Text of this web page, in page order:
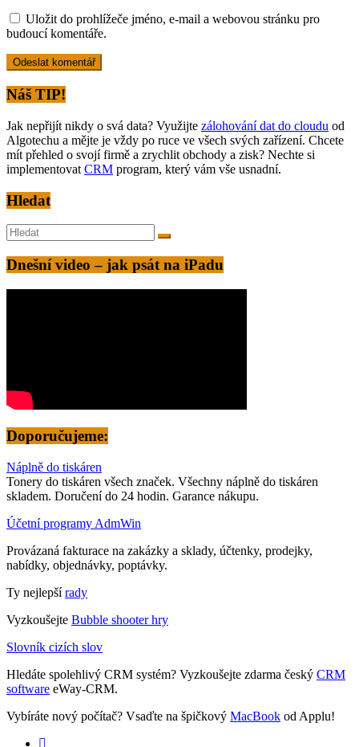
Uložit do prohlížeče jméno, e-mail a webovou stránku pro
budoucí komentáře.
Náš TIP!
Jak nepřijít nikdy o svá data? Využijte zálohování dat do cloudu od
Algotechu a mějte je vždy po ruce ve všech svých zařízení. Chcete
mít přehled o svojí firmě a zrychlit obchody a zisk? Nechte si
implementovat CRM program, který vám vše usnadní.
Hledat
Dnešní video – jak psát na iPadu
Doporučujeme:
Náplně do tiskáren
Tonery do tiskáren všech značek. Všechny náplně do tiskáren
skladem. Doručení do 24 hodin. Garance nákupu.
Účetní programy AdmWin
Provázaná fakturace na zakázky a sklady, účtenky, prodejky,
nabídky, objednávky, poptávky.
Ty nejlepšírady
Vyzkoušejte Bubble shooter hry
Slovník cizích slov
Hledáte spolehlivý CRM systém? Vyzkoušejte zdarma český CRM
software eWay-CRM.
Vybíráte nový počítač? Vsaďte na špičkový MacBook od Applu!